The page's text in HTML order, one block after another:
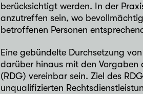
berücksichtigt werden. In der
anzutreffen sein, wo
betroffenen Personen
Eine gebündelte Durchsetzung
darüber hinaus mit den Vorgaben
(RDG) vereinbar sein. Ziel des
unqualifizierten